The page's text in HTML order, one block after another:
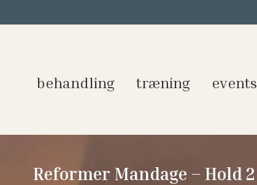
behandling træning events
Reformer Mandage – Hold 2